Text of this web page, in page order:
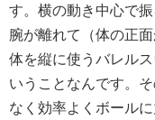
す。横の動き中心で
腕が離れて（体の正
体を縦に使うバレル
いうことなんです。
なく効率よくボール